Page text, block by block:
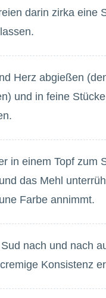
darin zirka eine
Herz abgießen
und in feine Stücke
in einem Topf zum
das Mehl
Farbe annimmt.
nach und nach
Konsistenz